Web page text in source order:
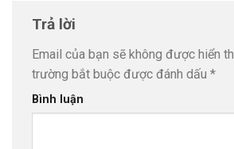
Trả lời
Email của bạn sẽ không được hiển
trường bắt buộc được đánh dấu *
Bình luận